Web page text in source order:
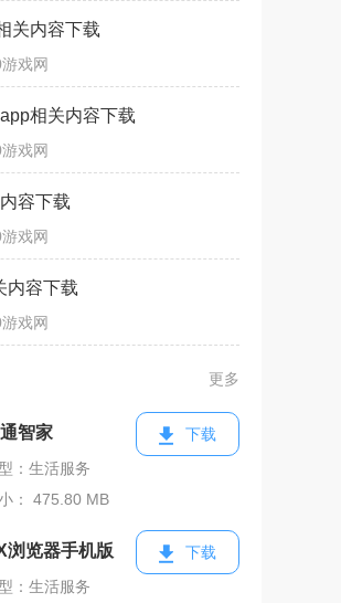
关内容下载
戏网
相关内容下载
戏网
容下载
戏网
内容下载
戏网
更多
智家
：生活服务
： 475.80 MB
下载
浏览器手机版
：生活服务
下载